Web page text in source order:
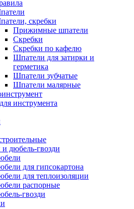
скребки
Прижимные шпатели
Скребки
Скребки по кафелю
Шпатели для затирки и
герметика
Шпатели зубчатые
Шпатели малярные
инструмента
дюбель-гвозди
для гипсокартона
для теплоизоляции
распорные
гвозди